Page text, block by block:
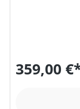
359,00